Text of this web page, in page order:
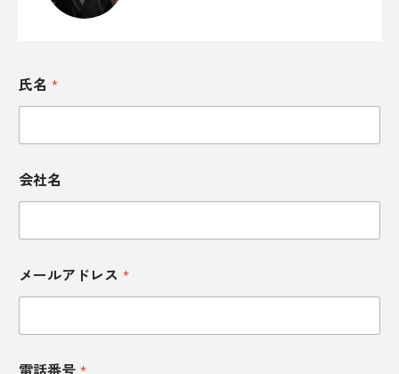
2025.10.06
氏名 *
会社名
メールアドレス *
電話番号 *